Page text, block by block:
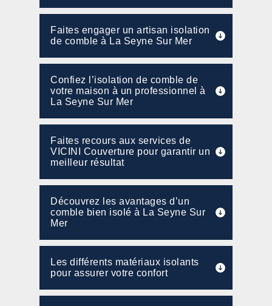
Faites engager un artisan isolation
de comble à La Seyne Sur Mer
Confiez l’isolation de comble de
votre maison à un professionnel à
La Seyne Sur Mer
Faites recours aux services de
VICINI Couverture pour garantir un
meilleur résultat
Découvrez les avantages d’un
comble bien isolé à La Seyne Sur
Mer
Les différents matériaux isolants
pour assurer votre confort